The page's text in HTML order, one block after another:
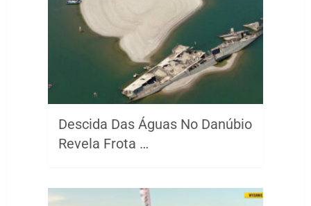
Descida Das Águas No Danúbio
Revela Frota …